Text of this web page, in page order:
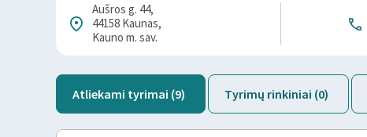
Aušros g. 44,
44158 Kaunas,
Kauno m. sav.
Atliekami tyrimai (9) Tyrimų rinkiniai (0)